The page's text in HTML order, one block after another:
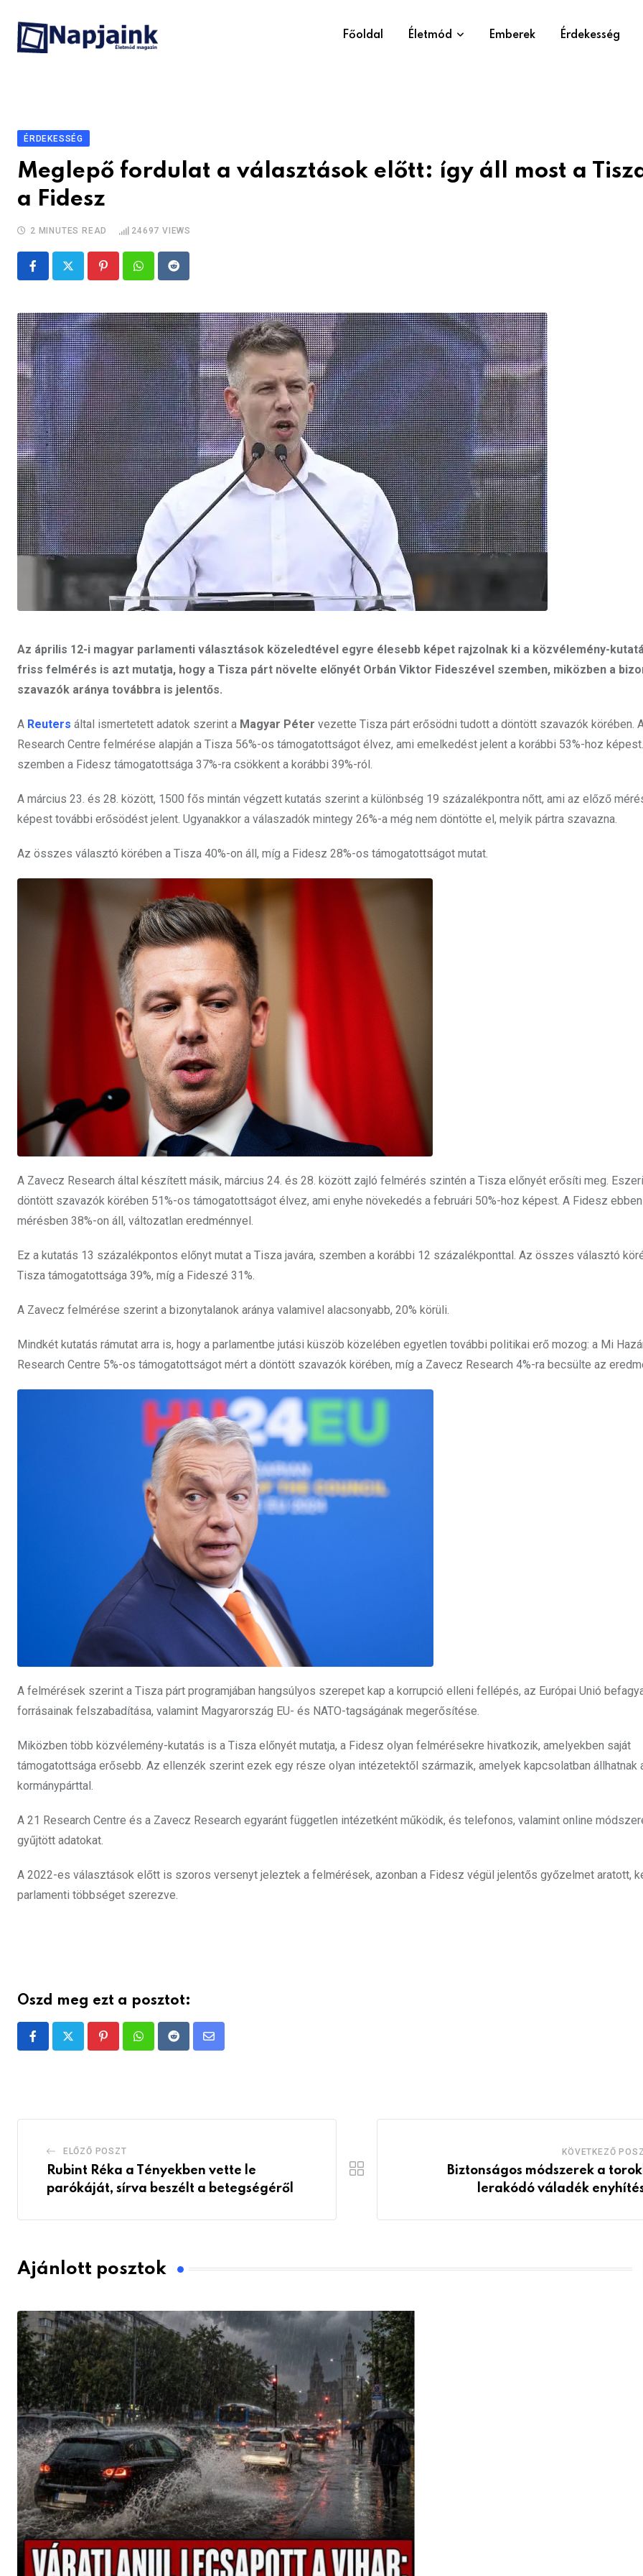
content
Főoldal Életmód Emberek Érdekesség
ÉRDEKESSÉG
Meglepő fordulat a választások előtt: így áll most a
a Fidesz
2 MINUTES READ 24697 VIEWS
PinterestWhatsappReddit
Az április 12-i magyar parlamenti választások közeledtével egyre élesebb képet rajzolnak ki a közvélemény-
friss felmérés is azt mutatja, hogy a Tisza párt növelte előnyét Orbán Viktor Fideszével szemben, miközben a
szavazók aránya továbbra is jelentős.
A Reuters által ismertetett adatok szerint a Magyar Péter vezette Tisza párt erősödni tudott a döntött szavazók körében.
Research Centre felmérése alapján a Tisza 56%-os támogatottságot élvez, ami emelkedést jelent a korábbi 53%-hoz
szemben a Fidesz támogatottsága 37%-ra csökkent a korábbi 39%-ról.
A március 23. és 28. között, 1500 fős mintán végzett kutatás szerint a különbség 19 százalékpontra nőtt, ami az előző
képest további erősödést jelent. Ugyanakkor a válaszadók mintegy 26%-a még nem döntötte el, melyik pártra szavazna.
Az összes választó körében a Tisza 40%-on áll, míg a Fidesz 28%-os támogatottságot mutat.
A Zavecz Research által készített másik, március 24. és 28. között zajló felmérés szintén a Tisza előnyét erősíti meg.
döntött szavazók körében 51%-os támogatottságot élvez, ami enyhe növekedés a februári 50%-hoz képest. A Fidesz
mérésben 38%-on áll, változatlan eredménnyel.
Ez a kutatás 13 százalékpontos előnyt mutat a Tisza javára, szemben a korábbi 12 százalékponttal. Az összes választó
Tisza támogatottsága 39%, míg a Fideszé 31%.
A Zavecz felmérése szerint a bizonytalanok aránya valamivel alacsonyabb, 20% körüli.
Mindkét kutatás rámutat arra is, hogy a parlamentbe jutási küszöb közelében egyetlen további politikai erő mozog: a Mi
Research Centre 5%-os támogatottságot mért a döntött szavazók körében, míg a Zavecz Research 4%-ra becsülte az
A felmérések szerint a Tisza párt programjában hangsúlyos szerepet kap a korrupció elleni fellépés, az Európai Unió
forrásainak felszabadítása, valamint Magyarország EU- és NATO-tagságának megerősítése.
Miközben több közvélemény-kutatás is a Tisza előnyét mutatja, a Fidesz olyan felmérésekre hivatkozik, amelyekben saját
támogatottsága erősebb. Az ellenzék szerint ezek egy része olyan intézetektől származik, amelyek kapcsolatban állhatnak
kormánypárttal.
A 21 Research Centre és a Zavecz Research egyaránt független intézetként működik, és telefonos, valamint online
gyűjtött adatokat.
A 2022-es választások előtt is szoros versenyt jeleztek a felmérések, azonban a Fidesz végül jelentős győzelmet aratott,
parlamenti többséget szerezve.
Oszd meg ezt a posztot:
PinterestWhatsappRedditShare
ELŐZŐ POSZT
Rubint Réka a Tényekben vette le
parókáját, sírva beszélt a betegségéről
KÖVETKEZŐ
Biztonságos módszerek a
lerakódó váladék
Ajánlott posztok